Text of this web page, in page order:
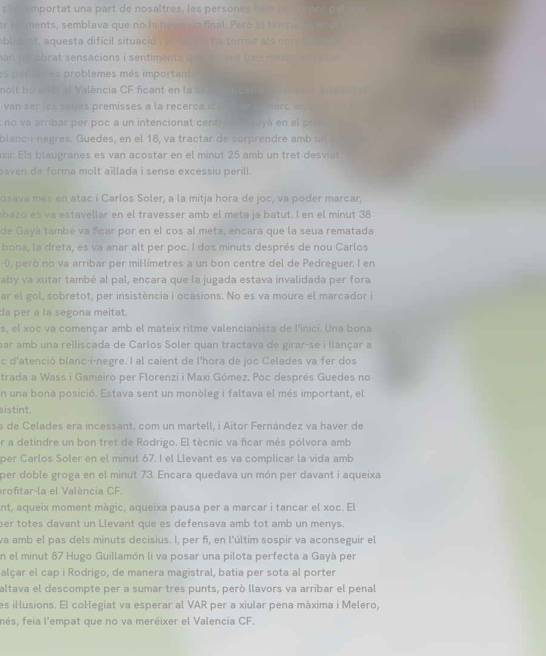
emportat una part de nosaltres, les persones hem sentit por pel que
moments, semblava que no hi havia un final. Però el temps ha anat a poc a
aquesta difícil situació i el futbol ha tornat als cors de tants
recobrat sensacions i sentiments que durant tres mesos estaven
per altres problemes més importants.
bo amb el València CF ficant en la seua parcel·la al Llevant. Intensitat,
ser les seues premisses a la recerca d'arribar al marc visitant. En el
no va arribar per poc a un intencionat centre de Gayà en el primer avís
i-negres. Guedes, en el 18, va tractar de sorprendre amb un colpege
Els blaugranes es van acostar en el minut 25 amb un tret desviat
de forma molt aïllada i sense excessiu perill.
més en atac i Carlos Soler, a la mitja hora de joc, va poder marcar,
es va estavellar en el travesser amb el meta ja batut. I en el minut 38
Gayà també va ficar por en el cos al meta, encara que la seua rematada
bona, la dreta, es va anar alt per poc. I dos minuts després de nou Carlos
però no va arribar per mil·límetres a un bon centre del de Pedreguer. I en
va xutar també al pal, encara que la jugada estava invalidada per fora
el gol, sobretot, per insistència i ocasions. No es va moure el marcador i
per a la segona meitat.
el xoc va començar amb el mateix ritme valencianista de l'inici. Una bona
amb una relliscada de Carlos Soler quan tractava de girar-se i llançar a
d'atenció blanc-i-negre. I al caient de l'hora de joc Celades va fer dos
a Wass i Gameiro per Florenzi i Maxi Gómez. Poc després Guedes no
una bona posició. Estava sent un monòleg i faltava el més important, el
de Celades era incessant, com un martell, i Aitor Fernández va haver de
a detindre un bon tret de Rodrigo. El tècnic va ficar més pólvora amb
Carlos Soler en el minut 67. I el Llevant es va complicar la vida amb
doble groga en el minut 73. Encara quedava un món per davant i aqueixa
la el València CF.
aqueix moment màgic, aqueixa pausa per a marcar i tancar el xoc. El
totes davant un Llevant que es defensava amb tot amb un menys.
amb el pas dels minuts decisius. I, per fi, en l'últim sospir va aconseguir el
el minut 87 Hugo Guillamón li va posar una pilota perfecta a Gayà per
el cap i Rodrigo, de manera magistral, batia per sota al porter
el descompte per a sumar tres punts, però llavors va arribar el penal
il·lusions. El col·legiat va esperar al VAR per a xiular pena màxima i Melero,
feia l'empat que no va meréixer el Valencia CF.